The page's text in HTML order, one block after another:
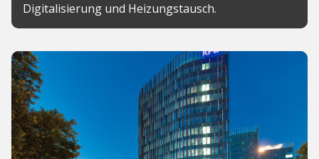
Digitalisierung und Heizungstausch.